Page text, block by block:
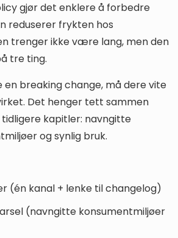
gjør det enklere å forbedre
reduserer frykten hos
trenger ikke være lang, men den
tre ting.
en breaking change, må dere vite
Det henger tett sammen
kapitler: navngitte
og synlig bruk.
(én kanal + lenke til changelog)
(navngitte konsumentmiljøer